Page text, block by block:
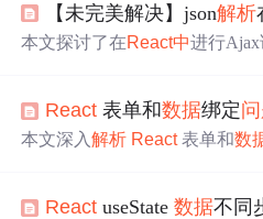
件对象结构、数据访问方式和
方式，还提供最佳实践建议，
【未完美解决】json解析
本文探讨了在React中进行
-catch语句，可以有效地捕获
正常渲染和数据的后续请求。
React 表单和数据绑定
本文深入解析 React表单和数
能优化策略，推荐了 Formik 和
React useState数据不同